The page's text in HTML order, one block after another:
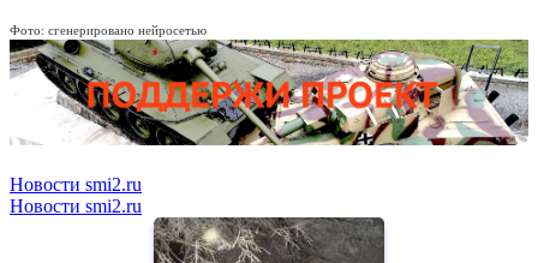
Фото: сгенерировано нейросетью
Новости smi2.ru
Новости smi2.ru